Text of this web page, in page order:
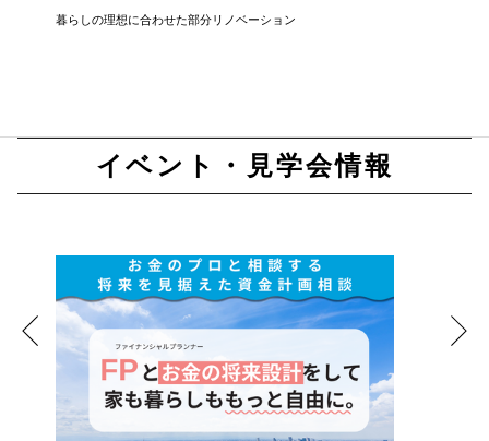
暮らしの理想に合わせた部分リノベーション
イベント・見学会情報